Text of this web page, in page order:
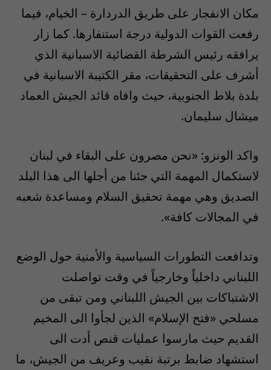
مكان الانفجار على طريق الدردارة – الخيام، فيما
رفعت القوات الدولية درجة استنفارها. كما زار
يرافقه رئيس الشرطة القضائية الاسبانية الذي
أشرف على التحقيقات، مقر الكتيبة الاسبانية في
بلدة بلاط الجنوبية، حيث وافاه قائد الجيش العماد
ميشال سليمان.
واكد الونزو: «نحن مصرون على البقاء في لبنان
لاستكمال المهمة التي جئنا من أجلها الى هذا البلد
الصديق وهي مهمة تحقيق السلام ومساعدة شعبه
في المجالات كافة».
وتدافعت التطورات السياسية والأمنية حول الوضع
اللبناني داخلياً وخارجياً في وقت تواصلت
الاشتباكات بين الجيش اللبناني ومن تبقى من
مسلحي «فتح الإسلام» الذين لجأوا الى المخيم
القديم حيث مارسوا عمليات قنص أدت الى
استشهاد ضابط برتبة نقيب وعريف من الجيش، ما